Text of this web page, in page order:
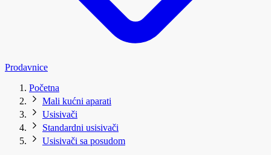
Prodavnice
Početna
Mali kućni aparati
Usisivači
Standardni usisivači
Usisivači sa posudom